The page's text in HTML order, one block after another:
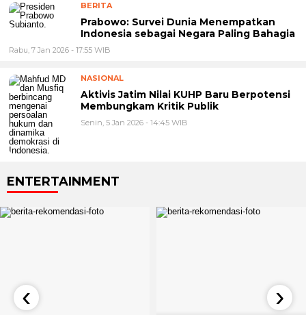
BERITA
Prabowo: Survei Dunia Menempatkan
Indonesia sebagai Negara Paling Bahagia
Rabu, 7 Jan 2026 - 17:55 WIB
NASIONAL
Aktivis Jatim Nilai KUHP Baru Berpotensi
Membungkam Kritik Publik
Senin, 5 Jan 2026 - 14:45 WIB
ENTERTAINMENT
‹ ›